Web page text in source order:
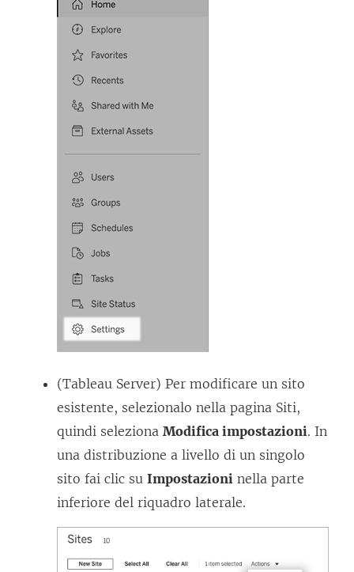
(Tableau Server) Per modificare un sito
esistente, selezionalo nella pagina Siti,
quindi seleziona Modifica impostazioni. In
una distribuzione a livello di un singolo
sito fai clic su Impostazioni nella parte
inferiore del riquadro laterale.